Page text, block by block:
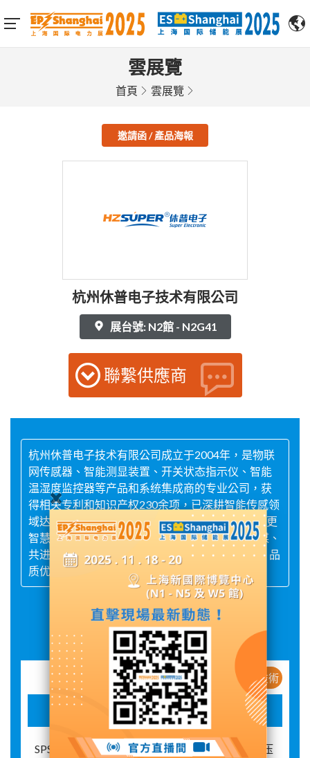
雲展覽
首頁 雲展覽
邀請函 / 產品海報
杭州休普电子技术有限公司
展台號: N2館 - N2G41
聯繫供應商
杭州休普电子技术有限公司成立于2004年，是物联
网传感器、智能测显装置、开关状态指示仪、智能
温湿度监控器等产品和系统集成商的专业公司，获
得相关专利和知识产权230余项，已深耕智能传感领
域达21年。自成立以来，公司始终坚持以“让电力更
智慧、更安全”为目标，以客户为中心，秉承“共谋、
共进、共赢、共享”的经营理念，遵循“技术领先、品
质优良、安全可靠、负责到底”的质量方针。
展品詳情
新産品 / 新技術
SPS061V3无源无线温度传感器
SPS061V3无源无线温度传感器主要应用于高低压